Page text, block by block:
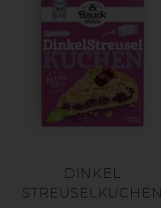
DINKEL
STREUSELKUCHEN